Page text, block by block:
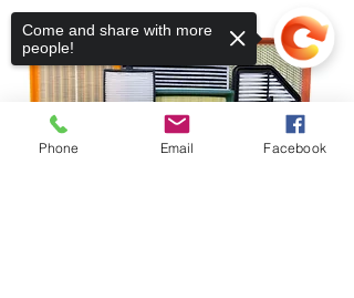
Phone Email Facebook
Come and share with more
people!